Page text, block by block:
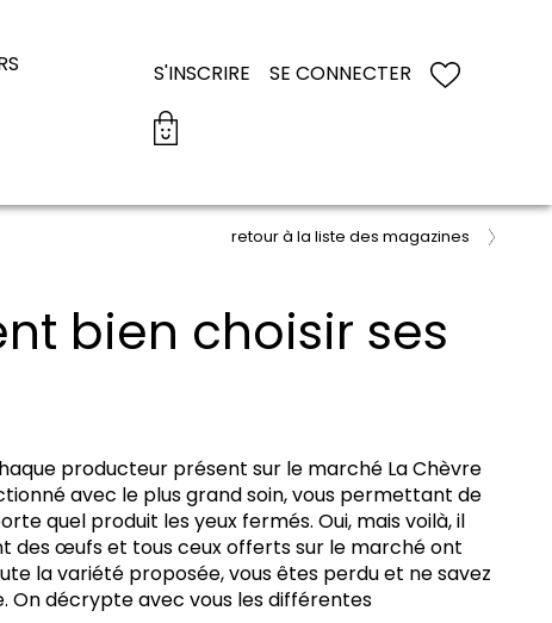
S'INSCRIRE SE CONNECTER
retour à la liste des magazines
bien choisir ses
producteur présent sur le marché La Chèvre
avec le plus grand soin, vous permettant de
quel produit les yeux fermés. Oui, mais voilà, il
desœufset tous ceux offerts sur le marché ont
la variété proposée, vous êtes perdu et ne savez
On décrypte avec vous les différentes